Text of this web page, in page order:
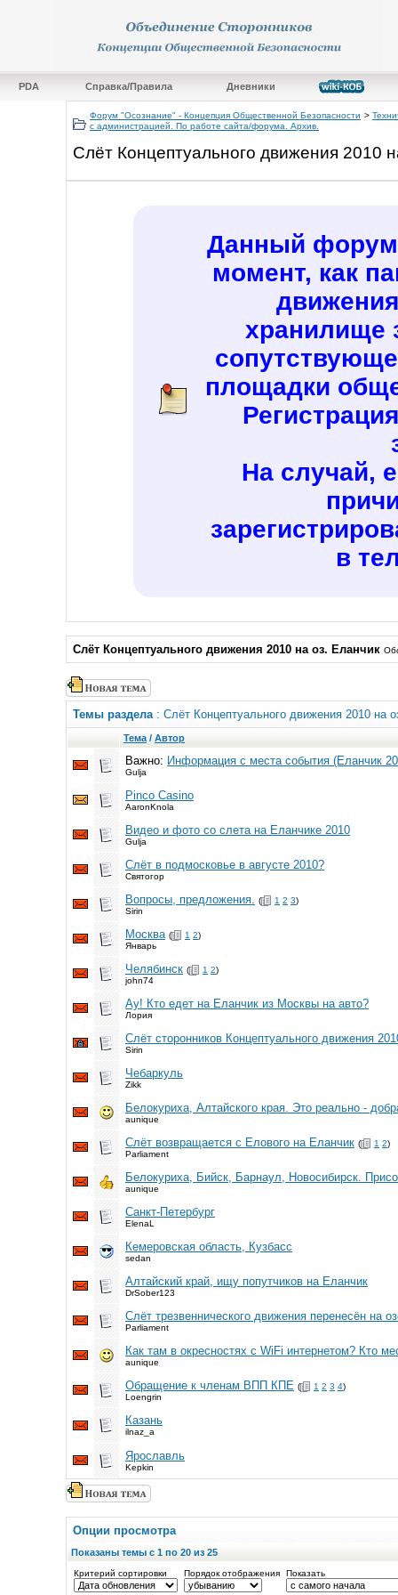
PDA Справка/Правила Дневники
Форум "Осознание" - Концепция Общественной Безопасности >
с администрацией. По работе сайта/форума. Архив.
Слёт Концептуального движения 2010
Данный форум
момент, как
хранилище
площадки
На случай,
в
Слёт Концептуального движения 2010 на оз. Еланчик
Темы раздела: Слёт Концептуального движения 2010 на
Тема / Автор
Важно: Информация с места события (Еланчик
Gulja
Pinco Casino
AaronKnola
Видео и фото со слета на Еланчике 2010
Gulja
Слёт в подмосковье в августе 2010?
Святогор
Вопросы, предложения. ( 1 2 3)
Sirin
Москва ( 1 2)
Январь
Челябинск ( 1 2)
john74
Ау! Кто едет на Еланчик из Москвы на авто?
Лория
Слёт сторонников Концептуального движения
Sirin
Чебаркуль
Zikk
Белокуриха, Алтайского края. Это реально -
aunique
Слёт возвращается с Елового на Еланчик ( 1 2)
Parliament
Белокуриха, Бийск, Барнаул, Новосибирск.
aunique
Санкт-Петербург
ElenaL
Кемеровская область, Кузбасс
sedan
Алтайский край, ищу попутчиков на Еланчик
DrSober123
Слёт трезвеннического движения перенесён на
Parliament
Как там в окресностях с WiFi интернетом? Кто
aunique
Обращение к членам ВПП КПЕ ( 1 2 3 4)
Loengrin
Казань
ilnaz_a
Ярославль
Kepkin
Опции просмотра
Показаны темы с 1 по 20 из 25
Критерий сортировки Порядок отображения Показать